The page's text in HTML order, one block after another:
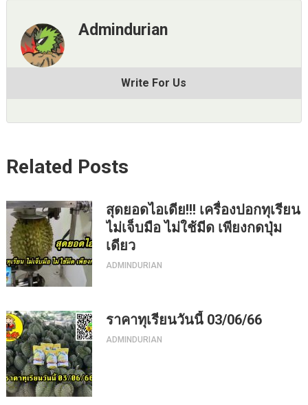
Admindurian
Write For Us
Related Posts
สุดยอดไอเดีย!!! เครื่องปอกทุเรียน
ไม่เจ็บมือ ไม่ใช้มีด เพียงกดปุ่ม
เดียว
ADMINDURIAN
ราคาทุเรียนวันนี้ 03/06/66
ADMINDURIAN